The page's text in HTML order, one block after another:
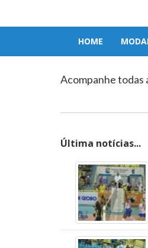
HOME
Acompanhe todas
Última notícias...